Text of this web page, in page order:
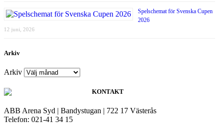
Spelschemat för Svenska Cupen
2026
12 juni, 2026
Arkiv
Arkiv
KONTAKT
ABB Arena Syd | Bandystugan | 722 17 Västerås
Telefon: 021-41 34 15